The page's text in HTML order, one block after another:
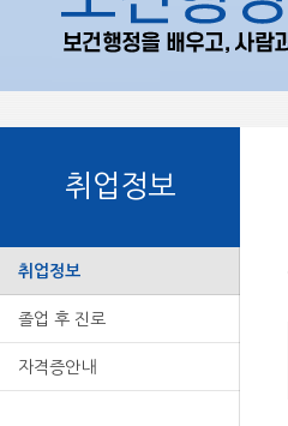
취업정보
취업정보
졸업 후 진로
자격증안내